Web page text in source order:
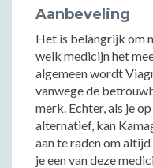
Aanbeveling
Het is belangrijk om
welk medicijn het
algemeen wordt
vanwege de
merk. Echter, als je
alternatief, kan
aan te raden om
je een van deze